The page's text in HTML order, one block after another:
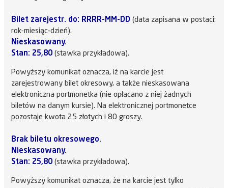
Bilet zarejestr. do: RRRR-MM-DD (data zapisana w postaci:
rok-miesiąc-dzień).
Nieskasowany.
Stan: 25,80 (stawka przykładowa).
Powyższy komunikat oznacza, iż na karcie jest
zarejestrowany bilet okresowy, a także nieskasowana
elektroniczna portmonetka (nie opłacano z niej żadnych
biletów na danym kursie). Na elektronicznej portmonetce
pozostaje kwota 25 złotych i 80 groszy.
Brak biletu okresowego.
Nieskasowany.
Stan: 25,80 (stawka przykładowa).
Powyższy komunikat oznacza, że na karcie jest tylko